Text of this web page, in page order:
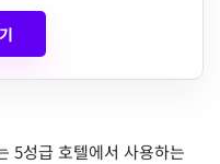
5성급 호텔에서 사용하는